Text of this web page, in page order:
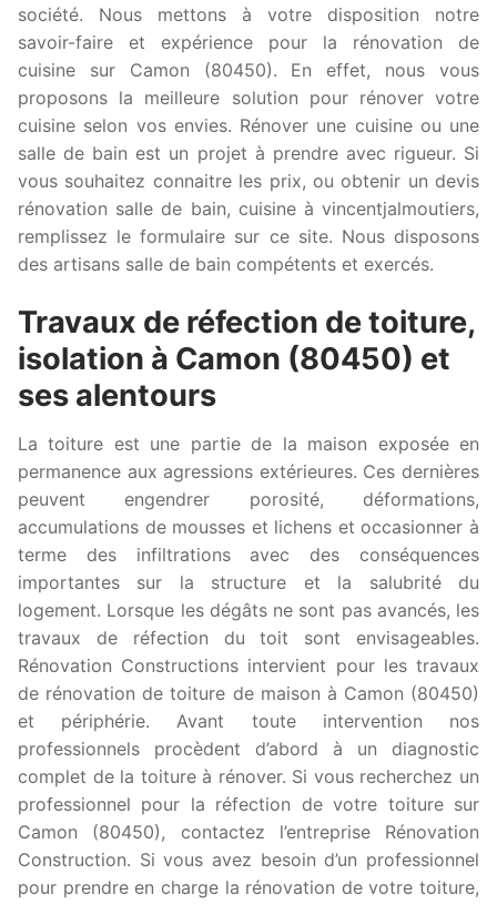
société. Nous mettons à votre disposition notre
savoir-faire et expérience pour la rénovation de
cuisine sur Camon (80450). En effet, nous vous
proposons la meilleure solution pour rénover votre
cuisine selon vos envies. Rénover une cuisine ou une
salle de bain est un projet à prendre avec rigueur. Si
vous souhaitez connaitre les prix, ou obtenir un devis
rénovation salle de bain, cuisine à vincentjalmoutiers,
remplissez le formulaire sur ce site. Nous disposons
des artisans salle de bain compétents et exercés.
Travaux de réfection de toiture,
isolation à Camon (80450) et
ses alentours
La toiture est une partie de la maison exposée en
permanence aux agressions extérieures. Ces dernières
peuvent engendrer porosité, déformations,
accumulations de mousses et lichens et occasionner à
terme des infiltrations avec des conséquences
importantes sur la structure et la salubrité du
logement. Lorsque les dégâts ne sont pas avancés, les
travaux de réfection du toit sont envisageables.
Rénovation Constructions intervient pour les travaux
de rénovation de toiture de maison à Camon (80450)
et périphérie. Avant toute intervention nos
professionnels procèdent d’abord à un diagnostic
complet de la toiture à rénover. Si vous recherchez un
professionnel pour la réfection de votre toiture sur
Camon (80450), contactez l’entreprise Rénovation
Construction. Si vous avez besoin d’un professionnel
pour prendre en charge la rénovation de votre toiture,